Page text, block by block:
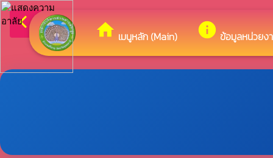
home เมนูหลัก (Main) info ข้อมูลหน่วยง
arrow_back_ios กลับเมนูหลัก ยินดีต้อนรับสู่เว็บไซ